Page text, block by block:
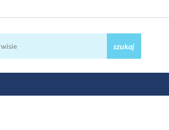
szukaj